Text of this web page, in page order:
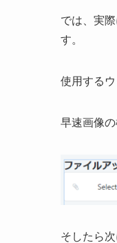
では、実
す。
使用する
早速画像
そしたら